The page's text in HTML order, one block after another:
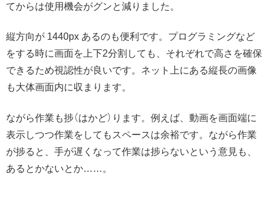
てからは使用機会がグンと減りました。
縦方向が 1440px あるのも便利です。プログラミングなど
をする時に画面を上下2分割しても、それぞれで高さを確保
できるため視認性が良いです。ネット上にある縦長の画像
も大体画面内に収まります。
ながら作業も捗（はかど）ります。例えば、動画を画面端に
表示しつつ作業をしてもスペースは余裕です。ながら作業
が捗ると、手が遅くなって作業は捗らないという意見も、
あるとかないとか……。